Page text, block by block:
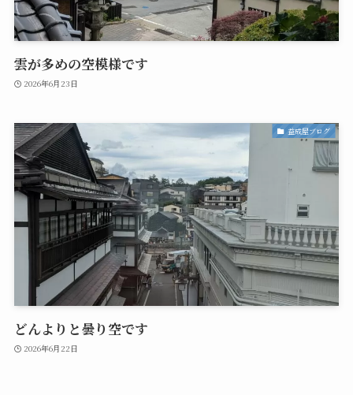
雲が多めの空模様です
2026年6月23日
益成屋ブログ
どんよりと曇り空です
2026年6月22日